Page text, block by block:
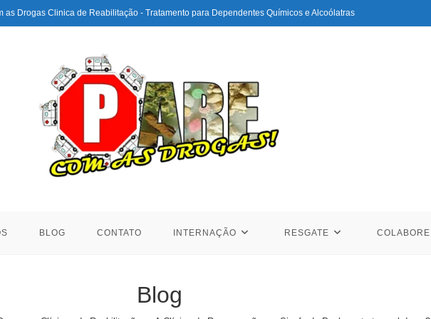
as Drogas Clinica de Reabilitação - Tratamento para Dependentes Químicos e Alcoólatras
BLOG CONTATO INTERNAÇÃO RESGATE COLABORE
Blog